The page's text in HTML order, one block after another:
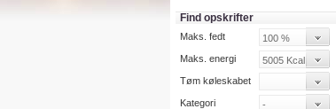
Find opskrifter
Maks. fedt
Maks. energi
Tøm køleskabet
Kategori